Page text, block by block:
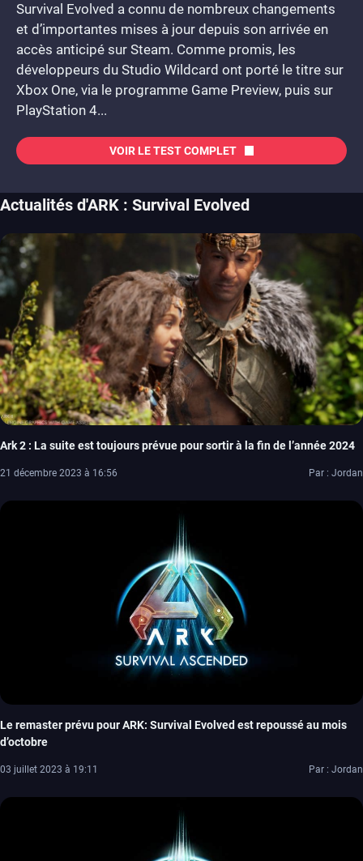
Survival Evolved a connu de nombreux changements
et d’importantes mises à jour depuis son arrivée en
accès anticipé sur Steam. Comme promis, les
développeurs du Studio Wildcard ont porté le titre sur
Xbox One, via le programme Game Preview, puis sur
PlayStation 4...
VOIR LE TEST COMPLET
Actualités d'ARK : Survival Evolved
Ark 2 : La suite est toujours prévue pour sortir à la fin de l’année 2024
21 décembre 2023 à 16:56 Par : Jordan
Le remaster prévu pour ARK: Survival Evolved est repoussé au mois
d’octobre
03 juillet 2023 à 19:11 Par : Jordan